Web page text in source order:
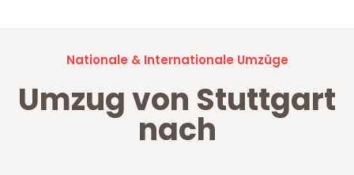
Nationale & Internationale Umzüge
Umzug von Stuttgart
nach